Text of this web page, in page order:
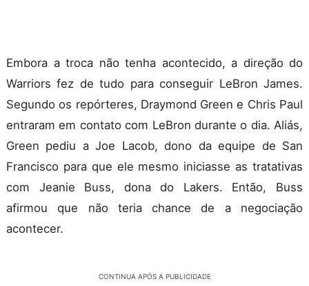
Embora a troca não tenha acontecido, a direção do
Warriors fez de tudo para conseguir LeBron James.
Segundo os repórteres, Draymond Green e Chris Paul
entraram em contato com LeBron durante o dia. Aliás,
Green pediu a Joe Lacob, dono da equipe de San
Francisco para que ele mesmo iniciasse as tratativas
com Jeanie Buss, dona do Lakers. Então, Buss
afirmou que não teria chance de a negociação
acontecer.
CONTINUA APÓS A PUBLICIDADE